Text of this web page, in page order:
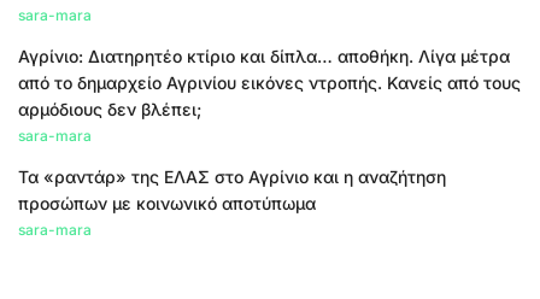
sara-mara
Αγρίνιο: Διατηρητέο κτίριο και δίπλα… αποθήκη. Λίγα μέτρα
από το δημαρχείο Αγρινίου εικόνες ντροπής. Κανείς από τους
αρμόδιους δεν βλέπει;
sara-mara
Τα «ραντάρ» της ΕΛΑΣ στο Αγρίνιο και η αναζήτηση
προσώπων με κοινωνικό αποτύπωμα
sara-mara